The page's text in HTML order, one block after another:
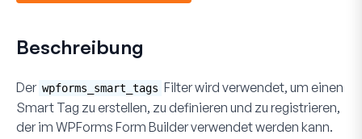
Beschreibung
Der wpforms_smart_tags Filter wird verwendet, um einen
Smart Tag zu erstellen, zu definieren und zu registrieren,
der im WPForms Form Builder verwendet werden kann.